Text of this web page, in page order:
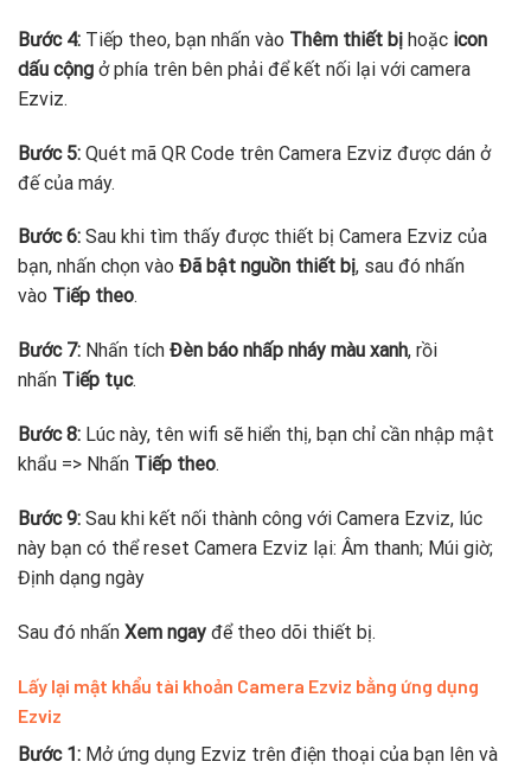
Bước 4: Tiếp theo, bạn nhấn vào Thêm thiết bị hoặc icon
dấu cộng ở phía trên bên phải để kết nối lại với camera
Ezviz.
Bước 5: Quét mã QR Code trên Camera Ezviz được dán ở
đế của máy.
Bước 6: Sau khi tìm thấy được thiết bị Camera Ezviz của
bạn, nhấn chọn vào Đã bật nguồn thiết bị, sau đó nhấn
vào Tiếp theo.
Bước 7: Nhấn tích Đèn báo nhấp nháy màu xanh, rồi
nhấn Tiếp tục.
Bước 8: Lúc này, tên wifi sẽ hiển thị, bạn chỉ cần nhập mật
khẩu => Nhấn Tiếp theo.
Bước 9: Sau khi kết nối thành công với Camera Ezviz, lúc
này bạn có thể reset Camera Ezviz lại: Âm thanh; Múi giờ;
Định dạng ngày
Sau đó nhấn Xem ngay để theo dõi thiết bị.
Lấy lại mật khẩu tài khoản Camera Ezviz bằng ứng dụng
Ezviz
Bước 1: Mở ứng dụng Ezviz trên điện thoại của bạn lên và